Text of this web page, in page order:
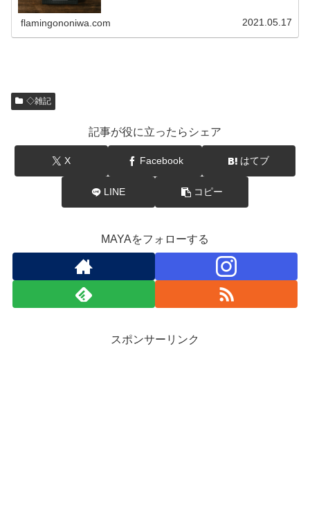
flamingononiwa.com 2021.05.17
◇雑記
記事が役に立ったらシェア
X Facebook はてブ
LINE コピー
MAYAをフォローする
スポンサーリンク